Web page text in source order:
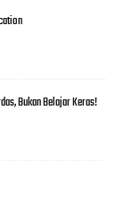
Bukan Belajar Keras!